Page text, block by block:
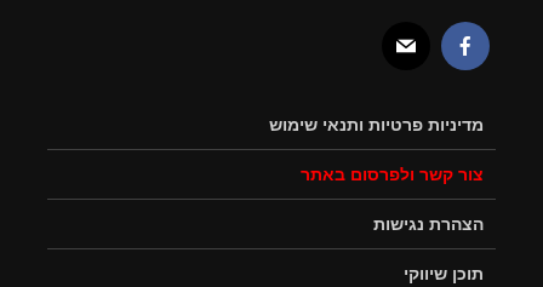
מדיניות פרטיות ותנאי שימוש
צור קשר ולפרסום באתר
הצהרת נגישות
תוכן שיווקי